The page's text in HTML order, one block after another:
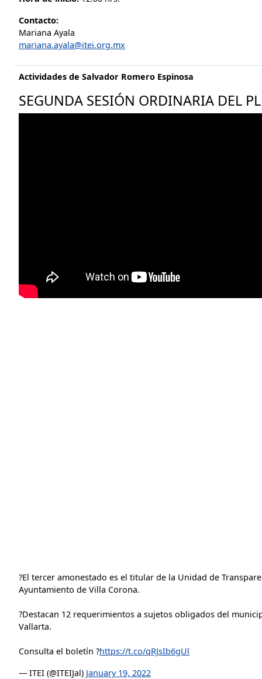
Contacto:
Mariana Ayala
mariana.ayala@itei.org.mx
Actividades de Salvador Romero Espinosa
SEGUNDA SESIÓN ORDINARIA DEL
?El tercer amonestado es el titular de la Unidad de
Ayuntamiento de Villa Corona.
?Destacan 12 requerimientos a sujetos obligados del
Vallarta.
Consulta el boletín ?https://t.co/qRJsIb6gUl
— ITEI (@ITEIJal) January 19, 2022